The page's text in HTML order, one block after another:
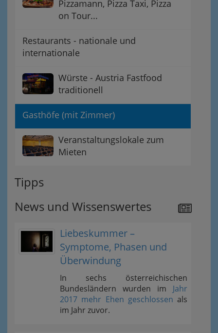
Pizzamann, Pizza Taxi, Pizza
on Tour...
Restaurants - nationale und
internationale
Würste - Austria Fastfood
traditionell
Gasthöfe (mit Zimmer)
Veranstaltungslokale zum
Mieten
Tipps
News und Wissenswertes
Liebeskummer –
Symptome, Phasen und
Überwindung
In sechs österreichischen
Bundesländern wurden im Jahr
2017 mehr Ehen geschlossen als
im Jahr zuvor.